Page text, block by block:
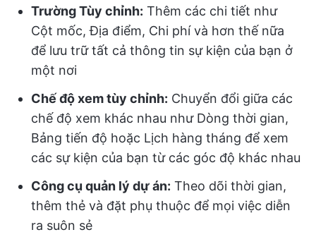
Trường Tùy chỉnh: Thêm các chi tiết như
Cột mốc, Địa điểm, Chi phí và hơn thế nữa
để lưu trữ tất cả thông tin sự kiện của bạn ở
một nơi
Chế độ xem tùy chỉnh: Chuyển đổi giữa các
chế độ xem khác nhau như Dòng thời gian,
Bảng tiến độ hoặc Lịch hàng tháng để xem
các sự kiện của bạn từ các góc độ khác nhau
Công cụ quản lý dự án: Theo dõi thời gian,
thêm thẻ và đặt phụ thuộc để mọi việc diễn
ra suôn sẻ